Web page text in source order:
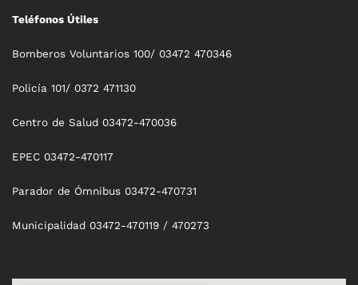
Teléfonos Útiles
Bomberos Voluntarios 100/ 03472 470346
Policía 101/ 0372 471130
Centro de Salud 03472-470036
EPEC 03472-470117
Parador de Ómnibus 03472-470731
Municipalidad 03472-470119 / 470273